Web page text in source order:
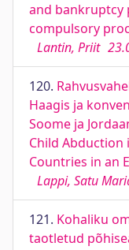
and bankruptcy
compulsory
Lantin, Priit
120.
Haagis ja
Soome ja
Child Abduction
Countries in an
Lappi, Satu
121. Kohaliku
taotletud